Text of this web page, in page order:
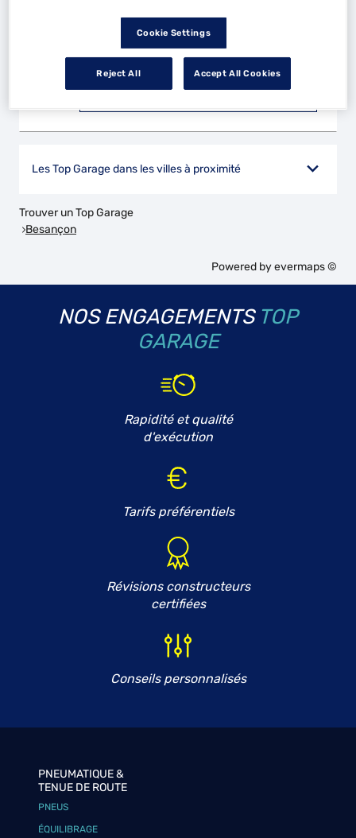
25320 BOUSSIERES
Fermé actuellement
Les Top Garage dans les villes à proximité
Trouver un Top Garage
Besançon
Powered byevermaps ©
NOS ENGAGEMENTS TOP
GARAGE
Rapidité et qualité
d'exécution
Tarifs préférentiels
Révisions constructeurs
certifiées
Conseils personnalisés
PNEUMATIQUE &
TENUE DE ROUTE
PNEUS
ÉQUILIBRAGE
Cookie Settings
Reject All Accept All Cookies